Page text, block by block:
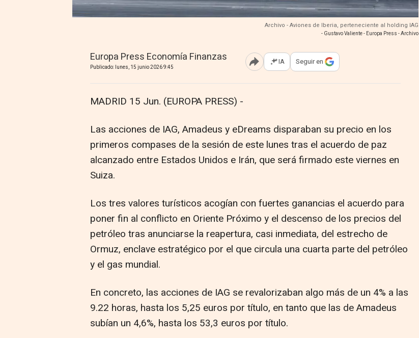
Archivo - Aviones de Iberia, perteneciente al holding IAG
- Gustavo Valiente - Europa Press - Archivo
Europa Press Economía Finanzas
Publicado: lunes, 15 junio 2026 9:45 Abrir opciones para compartir
IA Seguir en
MADRID 15 Jun. (EUROPA PRESS) -
Las acciones de IAG, Amadeus y eDreams disparaban su precio en los
primeros compases de la sesión de este lunes tras el acuerdo de paz
alcanzado entre Estados Unidos e Irán, que será firmado este viernes en
Suiza.
Los tres valores turísticos acogían con fuertes ganancias el acuerdo para
poner fin al conflicto en Oriente Próximo y el descenso de los precios del
petróleo tras anunciarse la reapertura, casi inmediata, del estrecho de
Ormuz, enclave estratégico por el que circula una cuarta parte del petróleo
y el gas mundial.
En concreto, las acciones de IAG se revalorizaban algo más de un 4% a las
9.22 horas, hasta los 5,25 euros por título, en tanto que las de Amadeus
subían un 4,6%, hasta los 53,3 euros por título.